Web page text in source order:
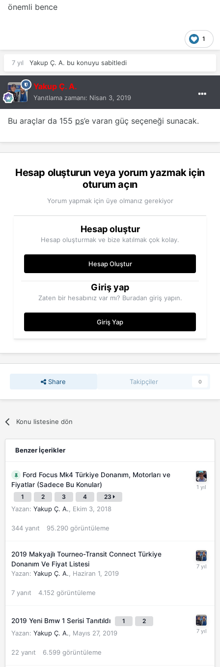
önemli bence
1
7 yıl Yakup Ç. A. bu konuyu sabitledi
Yakup Ç. A.
Yanıtlama zamanı: Nisan 3, 2019
Bu araçlar da 155 ps’e varan güç seçeneği sunacak.
Hesap oluşturun veya yorum yazmak için
oturum açın
Yorum yapmak için üye olmanız gerekiyor
Hesap oluştur
Hesap oluşturmak ve bize katılmak çok kolay.
Hesap Oluştur
Giriş yap
Zaten bir hesabınız var mı? Buradan giriş yapın.
Giriş Yap
Share Takipçiler 0
Konu listesine dön
Benzer İçerikler
Ford Focus Mk4 Türkiye Donanım, Motorları ve
Fiyatlar (Sadece Bu Konular)
1 2 3 4 23
Yazan: Yakup Ç. A., Ekim 3, 2018
344 yanıt 95.290 görüntüleme
2019 Makyajlı Tourneo-Transit Connect Türkiye
Donanım Ve Fiyat Listesi
Yazan: Yakup Ç. A., Haziran 1, 2019
7 yanıt 4.152 görüntüleme
2019 Yeni Bmw 1 Serisi Tanıtıldı 1 2
Yazan: Yakup Ç. A., Mayıs 27, 2019
22 yanıt 6.599 görüntüleme